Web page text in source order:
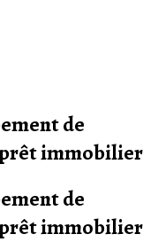
de
immobilier
de
immobilier